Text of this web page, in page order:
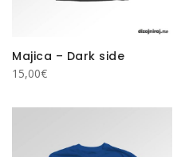
Majica – Dark side
15,00€